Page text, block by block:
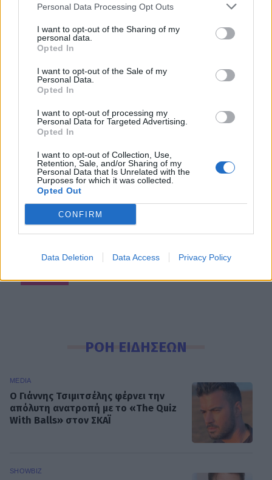
Personal Data Processing Opt Outs
I want to opt-out of the Sharing of my
personal data.
Opted In
I want to opt-out of the Sale of my
Personal Data.
Opted In
I want to opt-out of processing my
Personal Data for Targeted Advertising.
Opted In
I want to opt-out of Collection, Use,
Retention, Sale, and/or Sharing of my
Personal Data that Is Unrelated with the
Purposes for which it was collected.
Opted Out
CONFIRM
Data Deletion Data Access Privacy Policy
ΡΟΗ ΕΙΔΗΣΕΩΝ
MEDIA
Ο Γιάννης Τσιμιτσέλης φέρνει την
απόλυτη ανατροπή με το «The Quiz
With Balls» στον ΣΚΑΪ
SHOWBIZ